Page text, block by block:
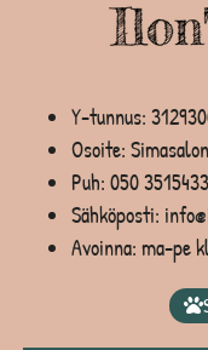
Y-tunnus:
Osoite:
Puh: 050 3515433
Sähköposti:
Avoinna: ma-pe